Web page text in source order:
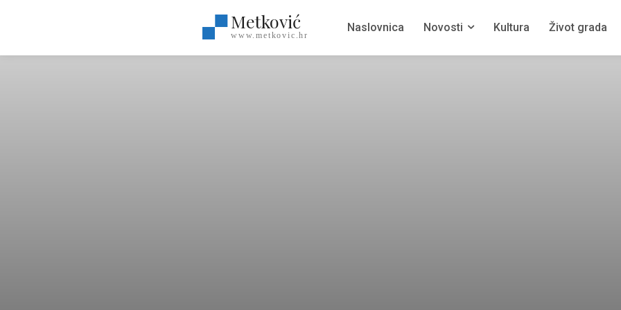
Metković
www.metkovic.hr
Naslovnica Novosti Kultura Život grada